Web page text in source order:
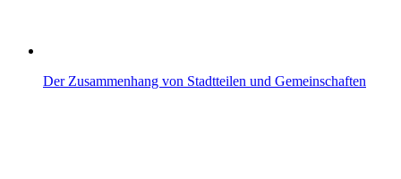
Der Zusammenhang von Stadtteilen und Gemeinschaften